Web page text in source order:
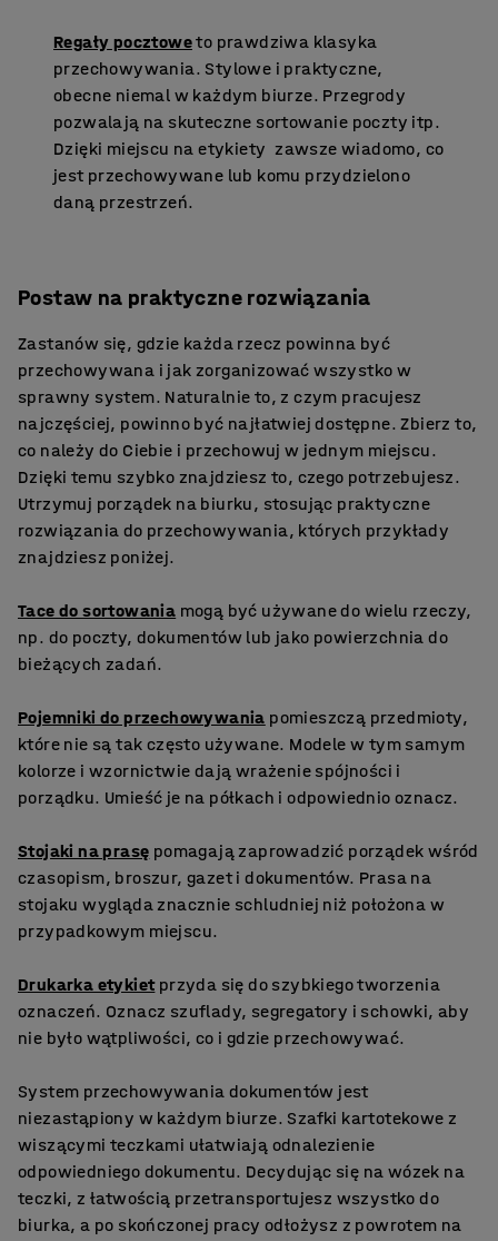
Regały pocztoweto prawdziwa klasyka
przechowywania. Stylowe i praktyczne,
obecne niemal w każdym biurze. Przegrody
pozwalają na skuteczne sortowanie poczty itp.
Dzięki miejscu na etykiety zawsze wiadomo, co
jest przechowywane lub komu przydzielono
daną przestrzeń.
Postaw na praktyczne rozwiązania
Zastanów się, gdzie każda rzecz powinna być
przechowywana i jak zorganizować wszystko w
sprawny system. Naturalnie to, z czym pracujesz
najczęściej, powinno być najłatwiej dostępne. Zbierz to,
co należy do Ciebie i przechowuj w jednym miejscu.
Dzięki temu szybko znajdziesz to, czego potrzebujesz.
Utrzymuj porządek na biurku, stosując praktyczne
rozwiązania do przechowywania, których przykłady
znajdziesz poniżej.
Tace do sortowania mogą być używane do wielu rzeczy,
np. do poczty, dokumentów lub jako powierzchnia do
bieżących zadań.
Pojemniki do przechowywania pomieszczą przedmioty,
które nie są tak często używane. Modele w tym samym
kolorze i wzornictwie dają wrażenie spójności i
porządku. Umieść je na półkach i odpowiednio oznacz.
Stojaki na prasę pomagają zaprowadzić porządek wśród
czasopism, broszur, gazet i dokumentów. Prasa na
stojaku wygląda znacznie schludniej niż położona w
przypadkowym miejscu.
Drukarka etykietprzyda się do szybkiego tworzenia
oznaczeń. Oznacz szuflady, segregatory i schowki, aby
nie było wątpliwości, co i gdzie przechowywać.
System przechowywania dokumentów jest
niezastąpiony w każdym biurze. Szafki kartotekowe z
wiszącymi teczkami ułatwiają odnalezienie
odpowiedniego dokumentu. Decydując się na wózek na
teczki, z łatwością przetransportujesz wszystko do
biurka, a po skończonej pracy odłożysz z powrotem na